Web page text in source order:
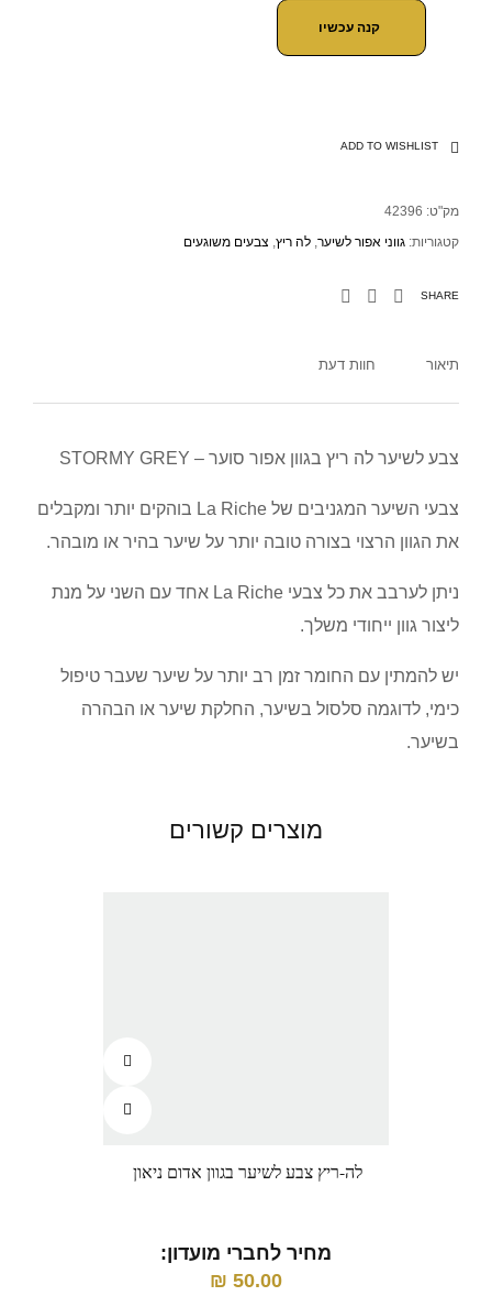
קנה עכשיו
ADD TO WISHLIST
מק"ט: 42396
קטגוריות: גווני אפור לשיער, לה ריץ, צבעים משוגעים
SHARE
תיאור חוות דעת
צבע לשיער לה ריץ בגוון אפור סוער – STORMY GREY
צבעי השיער המגניבים של La Riche בוהקים יותר ומקבלים
את הגוון הרצוי בצורה טובה יותר על שיער בהיר או מובהר.
ניתן לערבב את כל צבעי La Riche אחד עם השני על מנת
ליצור גוון ייחודי משלך.
יש להמתין עם החומר זמן רב יותר על שיער שעבר טיפול
כימי, לדוגמה סלסול בשיער, החלקת שיער או הבהרה
בשיער.
מוצרים קשורים
לה-ריץ צבע לשיער בגוון אדום ניאון
מחיר לחברי מועדון:
50.00
₪